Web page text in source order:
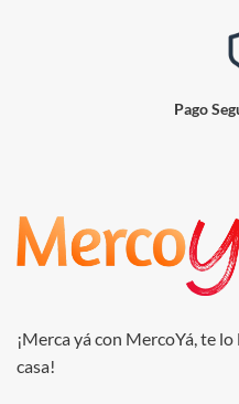
Pago
¡Merca yá con MercoYá, te
casa!